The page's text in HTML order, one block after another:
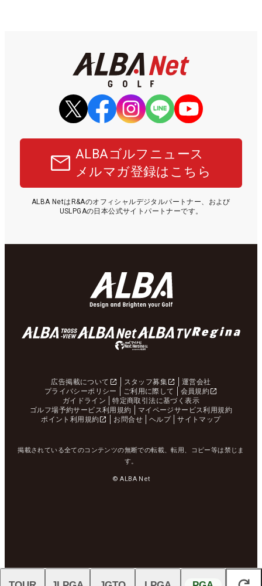
ALBAゴルフニュース
メルマガ登録はこちら
ALBA NetはR&Aのオフィシャルデジタルパートナー、および
USLPGAの日本公式サイトパートナーです。
広告掲載について スタッフ募集
運営会社
プライバシーポリシー
ご利用に際して
会員規約
ガイドライン
特定商取引法に基づく表示
ゴルフ場予約サービス利用規約
マイページサービス利用規約
ポイント利用規約
お問合せ ヘルプ サイトマップ
掲載されている全てのコンテンツの無断での転載、転用、コピー等は禁じま
す。
© ALBA Net